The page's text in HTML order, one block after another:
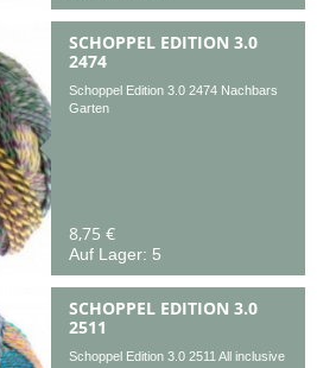
SCHOPPEL EDITION 3.0
2474
Schoppel Edition 3.0 2474 Nachbars
Garten
8,75 €
Auf Lager: 5
SCHOPPEL EDITION 3.0
2511
Schoppel Edition 3.0 2511 All inclusive